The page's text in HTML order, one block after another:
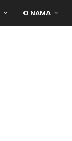
O NAMA